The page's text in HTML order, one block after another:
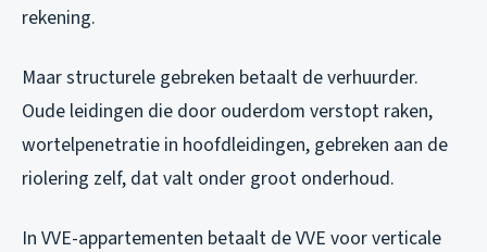
rekening.
Maar structurele gebreken betaalt de verhuurder.
Oude leidingen die door ouderdom verstopt raken,
wortelpenetratie in hoofdleidingen, gebreken aan de
riolering zelf, dat valt onder groot onderhoud.
In VVE-appartementen betaalt de VVE voor verticale